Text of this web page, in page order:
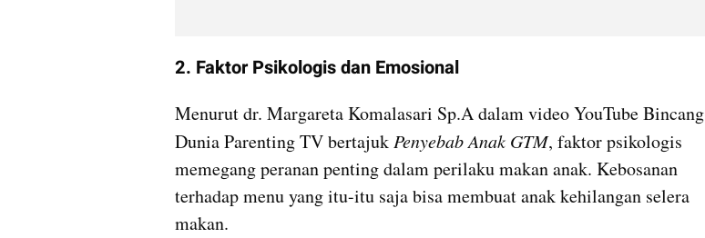
2. Faktor Psikologis dan Emosional
Menurut dr. Margareta Komalasari Sp.A dalam video YouTube Bincang
Dunia Parenting TV bertajuk Penyebab Anak GTM, faktor psikologis
memegang peranan penting dalam perilaku makan anak. Kebosanan
terhadap menu yang itu-itu saja bisa membuat anak kehilangan selera
makan.